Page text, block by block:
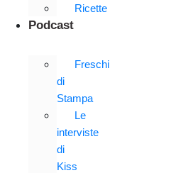
Ricette
Podcast
Freschi
di
Stampa
Le
interviste
di
Kiss